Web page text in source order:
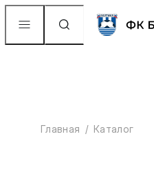
Главная Каталог